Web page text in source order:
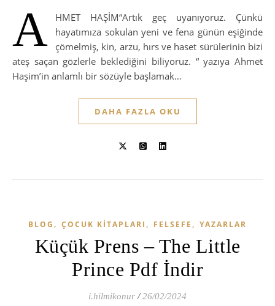
A
HMET HAŞİM“Artık geç uyanıyoruz. Çünkü
hayatımıza sokulan yeni ve fena günün eşiğinde
çömelmiş, kin, arzu, hırs ve haset sürülerinin bizi
ateş saçan gözlerle beklediğini biliyoruz. “ yazıya Ahmet
Haşim’in anlamlı bir sözüyle başlamak…
DAHA FAZLA OKU
BLOG , ÇOCUK KITAPLARI , FELSEFE , YAZARLAR
Küçük Prens – The Little
Prince Pdf İndir
i.hilmikonur / 26/02/2024